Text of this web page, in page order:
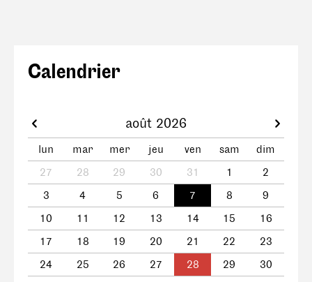
Calendrier
août 2026
lun mar mer jeu ven sam
dim
27
28 29 30 31 1
2
3
4 5 6 7 8
9
10
11 12 13 14 15
16
17
18 19 20 21 22
23
24
25 26 27 28 29
30